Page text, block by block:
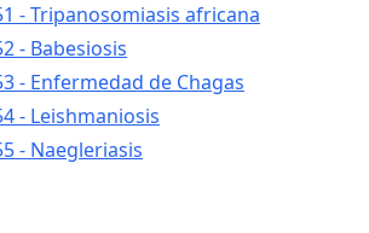
- Tripanosomiasis africana
- Babesiosis
- Enfermedad de Chagas
- Leishmaniosis
- Naegleriasis